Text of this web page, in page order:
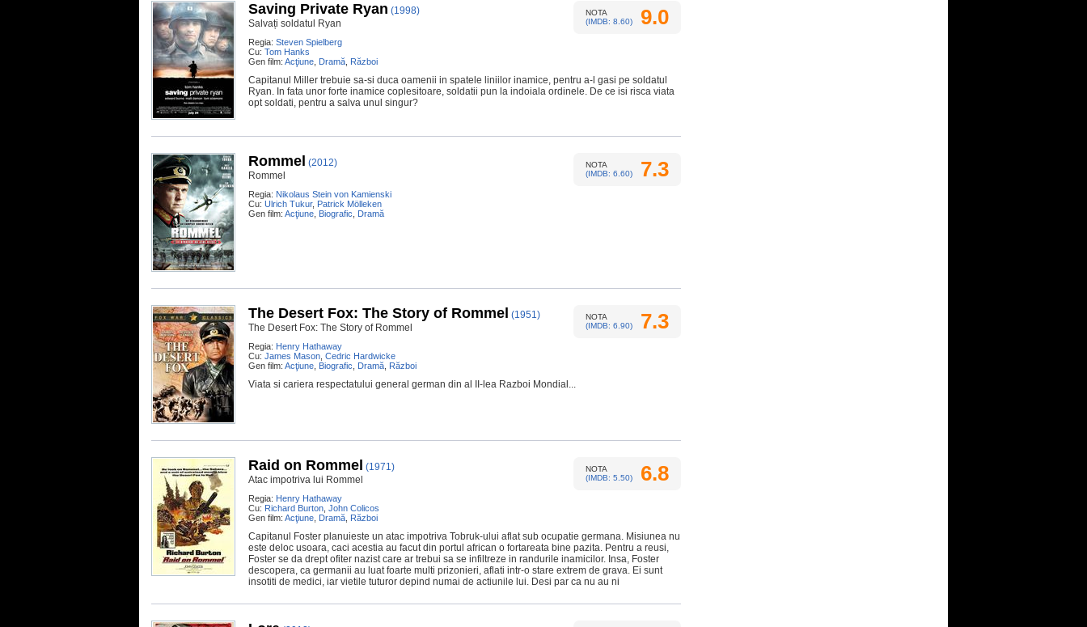
NOTA
(IMDB: 8.60)
9.0
Saving Private Ryan (1998)
Salvați soldatul Ryan
Regia: Steven Spielberg
Cu: Tom Hanks
Gen film: Acţiune Dramă Război
Capitanul Miller trebuie sa-si duca oamenii in spatele liniilor inamice, pentru a-l gasi pe soldatul
Ryan. In fata unor forte inamice coplesitoare, soldatii pun la indoiala ordinele. De ce isi risca viata
opt soldati, pentru a salva unul singur?
NOTA
(IMDB: 6.60)
7.3
Rommel (2012)
Rommel
Regia: Nikolaus Stein von Kamienski
Cu: Ulrich Tukur, Patrick Mölleken
Gen film: Acţiune Biografic Dramă
NOTA
(IMDB: 6.90)
7.3
The Desert Fox: The Story of Rommel (1951)
The Desert Fox: The Story of Rommel
Regia: Henry Hathaway
Cu: James Mason Cedric Hardwicke
Gen film: Acţiune Biografic Dramă Război
Viata si cariera respectatului general german din al II-lea Razboi Mondial...
NOTA
(IMDB: 5.50)
6.8
Raid on Rommel (1971)
Atac impotriva lui Rommel
Regia: Henry Hathaway
Cu: Richard Burton John Colicos
Gen film: Acţiune Dramă Război
Capitanul Foster planuieste un atac impotriva Tobruk-ului aflat sub ocupatie germana. Misiunea nu
este deloc usoara, caci acestia au facut din portul african o fortareata bine pazita. Pentru a reusi,
Foster se da drept ofiter nazist care ar trebui sa se infiltreze in randurile inamicilor. Insa, Foster
descopera, ca germanii au luat foarte multi prizonieri, aflati intr-o stare extrem de grava. Ei sunt
insotiti de medici, iar vietile tuturor depind numai de actiunile lui. Desi par ca nu au ni